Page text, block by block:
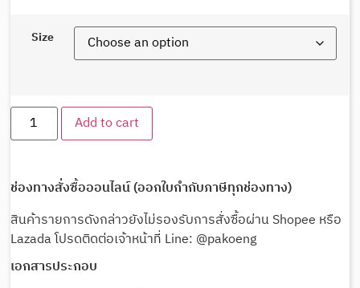
Size
Add to cart
ช่องทางสั่งซื้อออนไลน์ (ออกใบกำกับภาษีทุกช่องทาง)
สินค้ารายการดังกล่าวยังไม่รองรับการสั่งซื้อผ่าน Shopee หรือ
Lazada โปรดติดต่อเจ้าหน้าที่ Line: @pakoeng
เอกสารประกอบ